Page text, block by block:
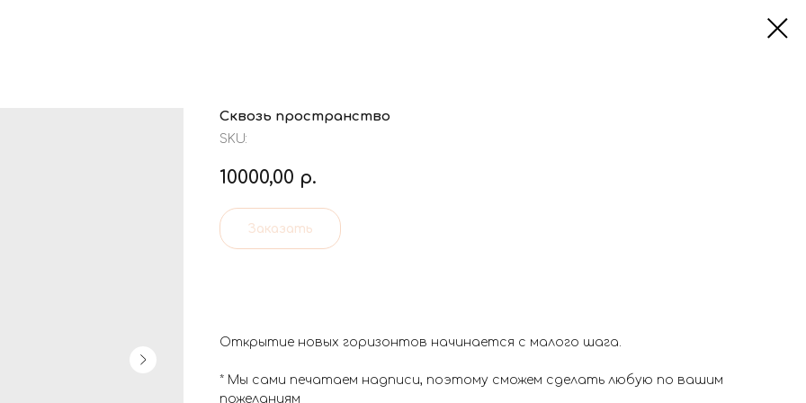
Сквозь пространство
SKU:
10000,00 р.
Заказать
Открытие новых горизонтов начинается с малого шага.
* Мы сами печатаем надписи, поэтому сможем сделать любую по вашим
пожеланиям